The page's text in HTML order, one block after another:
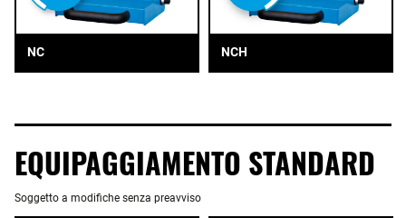
NC NCH
EQUIPAGGIAMENTO STANDARD
Soggetto a modifiche senza preavviso